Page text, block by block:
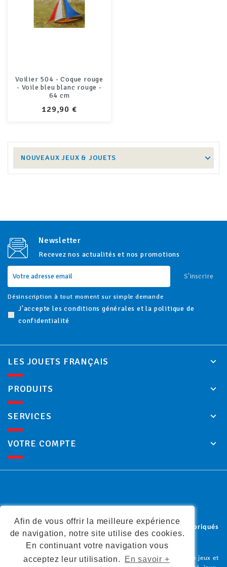
Afin de vous offrir la meilleure expérience
de navigation, notre site utilise des cookies.
En continuant votre navigation vous
acceptez leur utilisation.
En savoir +
NOUVEAUX JEUX & JOUETS
Voilier 504 - Coque rouge
- Voile bleu blanc rouge -
64 cm
PRIX
129,90 €
Newsletter
Recevez nos actualités et nos promotions
S'inscrire
Désinscription à tout moment sur simple demande
J'accepte les conditions générales et la politique de
confidentialité
LES JOUETS FRANÇAIS
PRODUITS
SERVICES
VOTRE COMPTE
Les jouets français - 1ère enseigne de jeux et jouets fabriqués
Vous trouverez dans notre boutique en ligne une sélection de jeux et